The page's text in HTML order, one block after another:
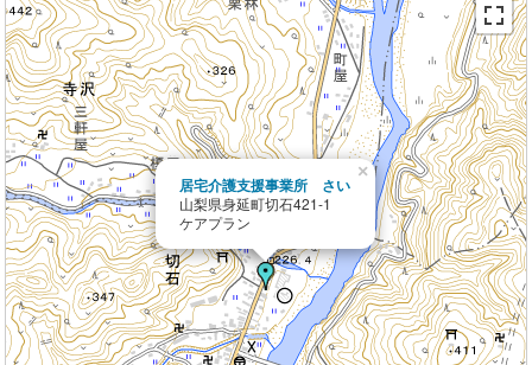
居宅介護支援事業所 さい
山梨県身延町切石421-1
ケアプラン
×